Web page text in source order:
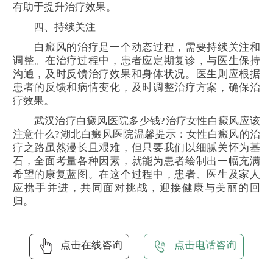
有助于提升治疗效果。
四、持续关注
白癜风的治疗是一个动态过程，需要持续关注和
调整。在治疗过程中，患者应定期复诊，与医生保持
沟通，及时反馈治疗效果和身体状况。医生则应根据
患者的反馈和病情变化，及时调整治疗方案，确保治
疗效果。
武汉治疗白癜风医院多少钱?治疗女性白癜风应该
注意什么?湖北白癜风医院温馨提示：女性白癜风的治
疗之路虽然漫长且艰难，但只要我们以细腻关怀为基
石，全面考量各种因素，就能为患者绘制出一幅充满
希望的康复蓝图。在这个过程中，患者、医生及家人
应携手并进，共同面对挑战，迎接健康与美丽的回
归。
点击在线咨询 点击电话咨询